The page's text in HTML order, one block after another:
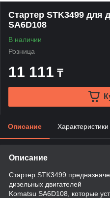
Стартер STK3499 для
SA6D108
В наличии
Розница
11 111 ₸
Описание Характеристики
Описание
Стартер STK3499
дизельных двигателей
Komatsu SA6D108, которые